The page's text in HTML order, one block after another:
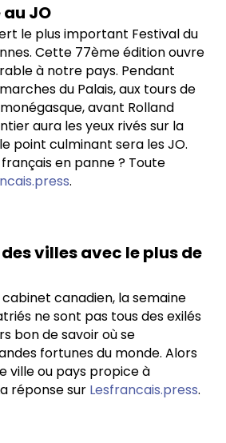
JO
le plus important Festival du
Cette 77ème édition ouvre
à notre pays. Pendant
du Palais, aux tours de
avant Rolland
aura les yeux rivés sur la
point culminant sera les JO.
en panne ? Toute
.
villes avec le plus de
canadien, la semaine
ne sont pas tous des exilés
bon de savoir où se
fortunes du monde. Alors
ville ou pays propice à
réponse sur Lesfrancais.press.